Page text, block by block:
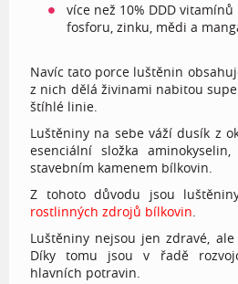
více než 10% DDD vitamínů
fosforu, zinku, mědi a
Navíc tato porce luštěnin
z nich dělá živinami nabitou
štíhlé linie.
Luštěniny na sebe váží dusík z
esenciální složka
stavebním kamenem bílkovin.
Z tohoto důvodu jsou
rostlinných zdrojů bílkovin.
Luštěniny nejsou jen zdravé,
Díky tomu jsou v řadě
hlavních potravin.